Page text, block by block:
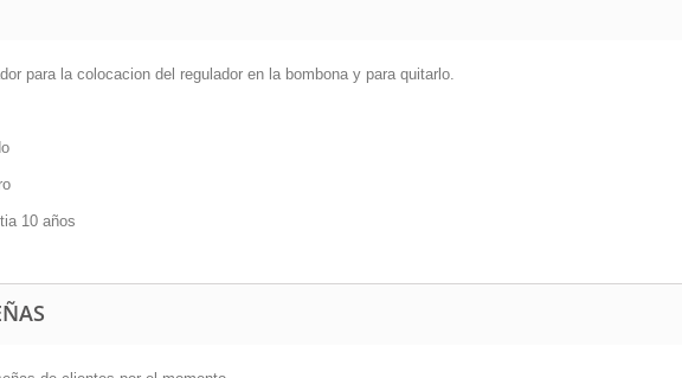
para la colocacion del regulador en la bombona y para quitarlo.
10 años